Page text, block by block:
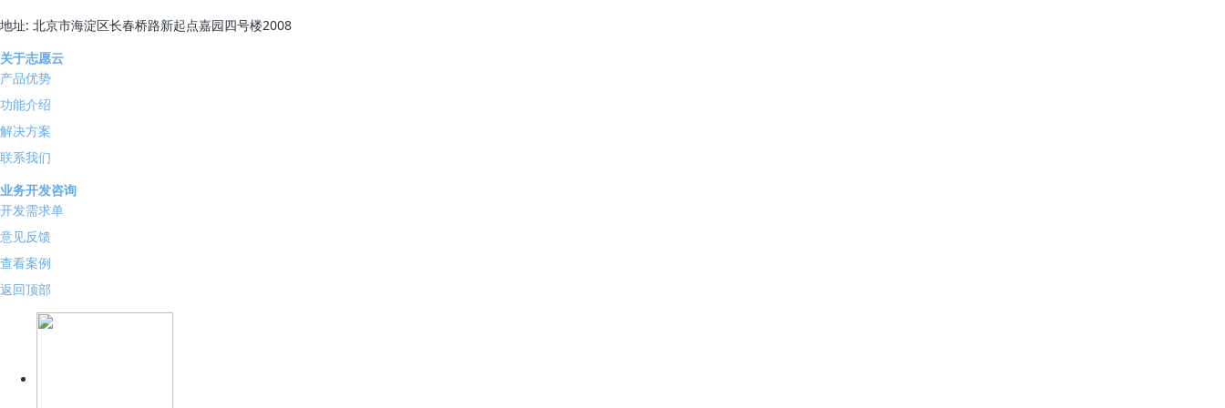
地址: 北京市海淀区长春桥路新起点嘉园四号楼2008
关于志愿云
产品优势
功能介绍
解决方案
联系我们
业务开发咨询
开发需求单
意见反馈
查看案例
返回顶部